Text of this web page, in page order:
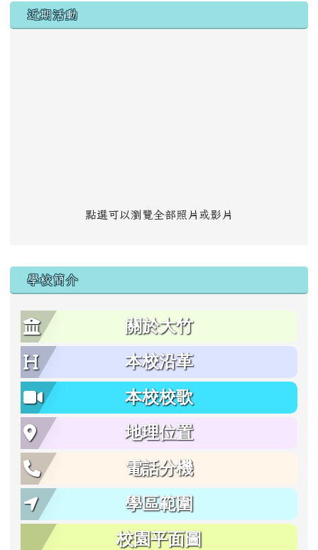
左邊區域內容
近期活動
點選可以瀏覽全部照片或影片
學校簡介
關於大竹
本校沿革
本校校歌
地理位置
電話分機
學區範圍
校園平面圖